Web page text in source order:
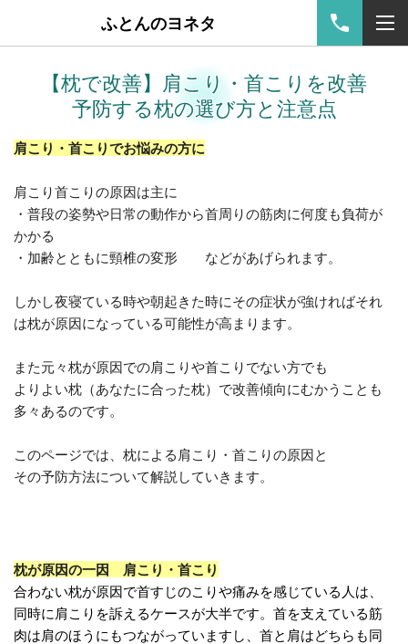
ふとんのヨネタ
【枕で改善】肩こり・首こりを改善
予防する枕の選び方と注意点
肩こり・首こりでお悩みの方に
肩こり首こりの原因は主に
・普段の姿勢や日常の動作から首周りの筋肉に何度も負荷が
かかる
・加齢とともに頸椎の変形 などがあげられます。
しかし夜寝ている時や朝起きた時にその症状が強ければそれ
は枕が原因になっている可能性が高まります。
また元々枕が原因での肩こりや首こりでない方でも
よりよい枕（あなたに合った枕）で改善傾向にむかうことも
多々あるのです。
このページでは、枕による肩こり・首こりの原因と
その予防方法について解説していきます。
枕が原因の一因 肩こり・首こり
合わない枕が原因で首すじのこりや痛みを感じている人は、
同時に肩こりを訴えるケースが大半です。首を支えている筋
肉は肩のほうにもつながっていますし、首と肩はどちらも同